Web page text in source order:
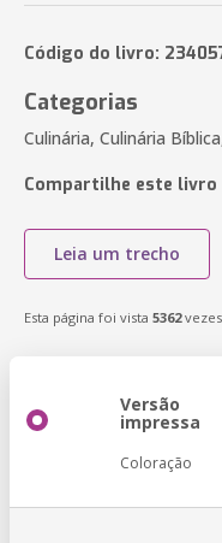
Código do livro:
Categorias
Culinária, Culinária
Compartilhe este livro
Leia um trecho
Esta página foi vista 5362vezes
Versão
impressa
Coloração